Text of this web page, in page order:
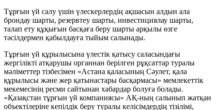
Тұрғын үй салу үшін үлескерлердің ақшасын алдын ала
брондау шарты, резервтеу шарты, инвестициялау шарты,
талап ету құқығын басқаға беру шарты арқылы өзге
тәсілдермен қабылдауға тыйым салынады.
Тұрғын үй құрылысына үлестік қатысу саласындағы
жергілікті атқарушы органнан берілген рұқсаттар туралы
мәліметтер тізбесімен «Астана қаласының Сәулет, қала
құрылысы және жер қатынастары басқармасы» мемлекеттік
мекемесінің ресми сайтынан хабардар болуға болады.
«Қазақстан тұрғын үй компаниясы» АҚ-ның салынып жатқан
объектілеріне кепілдік беру туралы келісімдердің тізілімі,